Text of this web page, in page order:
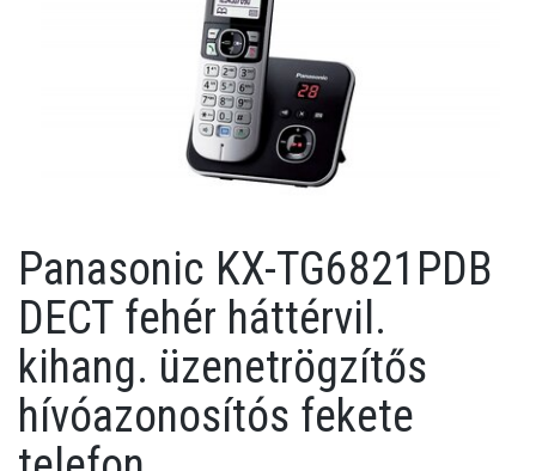
Panasonic KX-TG6821PDB
DECT fehér háttérvil.
kihang. üzenetrögzítős
hívóazonosítós fekete